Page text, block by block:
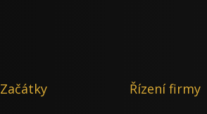
Začátky Řízení firmy